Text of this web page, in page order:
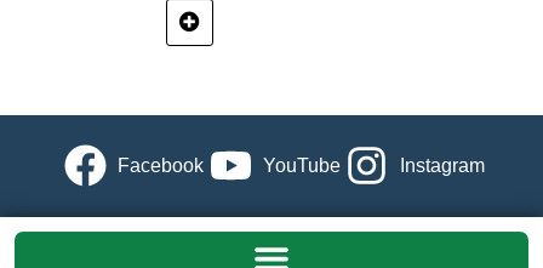
Facebook YouTube Instagram